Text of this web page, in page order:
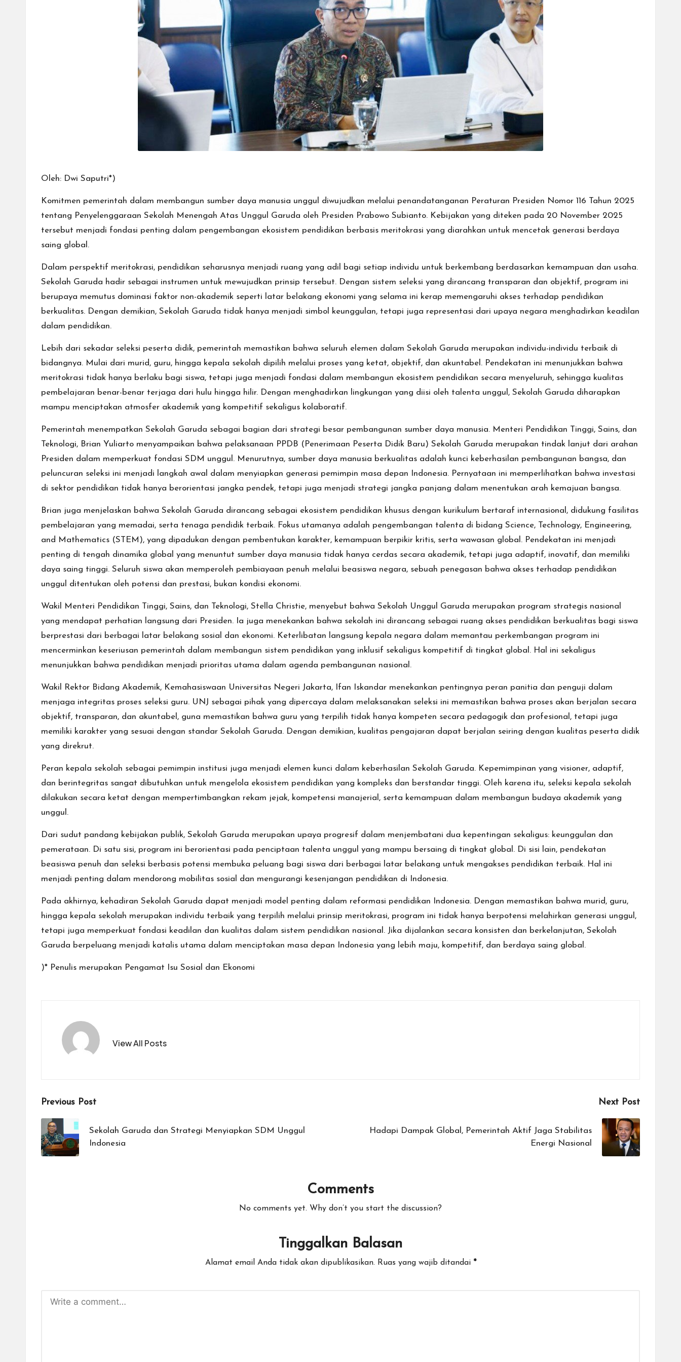
Oleh: Dwi Saputri*)
Komitmen pemerintah dalam membangun sumber daya manusia unggul diwujudkan melalui penandatanganan Peraturan Presiden Nomor 116 Tahun 2025
tentang Penyelenggaraan Sekolah Menengah Atas Unggul Garuda oleh Presiden Prabowo Subianto. Kebijakan yang diteken pada 20 November 2025
tersebut menjadi fondasi penting dalam pengembangan ekosistem pendidikan berbasis meritokrasi yang diarahkan untuk mencetak generasi berdaya
saing global.
Dalam perspektif meritokrasi, pendidikan seharusnya menjadi ruang yang adil bagi setiap individu untuk berkembang berdasarkan kemampuan dan usaha.
Sekolah Garuda hadir sebagai instrumen untuk mewujudkan prinsip tersebut. Dengan sistem seleksi yang dirancang transparan dan objektif, program ini
berupaya memutus dominasi faktor non-akademik seperti latar belakang ekonomi yang selama ini kerap memengaruhi akses terhadap pendidikan
berkualitas. Dengan demikian, Sekolah Garuda tidak hanya menjadi simbol keunggulan, tetapi juga representasi dari upaya negara menghadirkan keadilan
dalam pendidikan.
Lebih dari sekadar seleksi peserta didik, pemerintah memastikan bahwa seluruh elemen dalam Sekolah Garuda merupakan individu-individu terbaik di
bidangnya. Mulai dari murid, guru, hingga kepala sekolah dipilih melalui proses yang ketat, objektif, dan akuntabel. Pendekatan ini menunjukkan bahwa
meritokrasi tidak hanya berlaku bagi siswa, tetapi juga menjadi fondasi dalam membangun ekosistem pendidikan secara menyeluruh, sehingga kualitas
pembelajaran benar-benar terjaga dari hulu hingga hilir. Dengan menghadirkan lingkungan yang diisi oleh talenta unggul, Sekolah Garuda diharapkan
mampu menciptakan atmosfer akademik yang kompetitif sekaligus kolaboratif.
Pemerintah menempatkan Sekolah Garuda sebagai bagian dari strategi besar pembangunan sumber daya manusia. Menteri Pendidikan Tinggi, Sains, dan
Teknologi, Brian Yuliarto menyampaikan bahwa pelaksanaan PPDB (Penerimaan Peserta Didik Baru) Sekolah Garuda merupakan tindak lanjut dari arahan
Presiden dalam memperkuat fondasi SDM unggul. Menurutnya, sumber daya manusia berkualitas adalah kunci keberhasilan pembangunan bangsa, dan
peluncuran seleksi ini menjadi langkah awal dalam menyiapkan generasi pemimpin masa depan Indonesia. Pernyataan ini memperlihatkan bahwa investasi
di sektor pendidikan tidak hanya berorientasi jangka pendek, tetapi juga menjadi strategi jangka panjang dalam menentukan arah kemajuan bangsa.
Brian juga menjelaskan bahwa Sekolah Garuda dirancang sebagai ekosistem pendidikan khusus dengan kurikulum bertaraf internasional, didukung fasilitas
pembelajaran yang memadai, serta tenaga pendidik terbaik. Fokus utamanya adalah pengembangan talenta di bidang Science, Technology, Engineering,
and Mathematics (STEM), yang dipadukan dengan pembentukan karakter, kemampuan berpikir kritis, serta wawasan global. Pendekatan ini menjadi
penting di tengah dinamika global yang menuntut sumber daya manusia tidak hanya cerdas secara akademik, tetapi juga adaptif, inovatif, dan memiliki
daya saing tinggi. Seluruh siswa akan memperoleh pembiayaan penuh melalui beasiswa negara, sebuah penegasan bahwa akses terhadap pendidikan
unggul ditentukan oleh potensi dan prestasi, bukan kondisi ekonomi.
Wakil Menteri Pendidikan Tinggi, Sains, dan Teknologi, Stella Christie, menyebut bahwa Sekolah Unggul Garuda merupakan program strategis nasional
yang mendapat perhatian langsung dari Presiden. Ia juga menekankan bahwa sekolah ini dirancang sebagai ruang akses pendidikan berkualitas bagi siswa
berprestasi dari berbagai latar belakang sosial dan ekonomi. Keterlibatan langsung kepala negara dalam memantau perkembangan program ini
mencerminkan keseriusan pemerintah dalam membangun sistem pendidikan yang inklusif sekaligus kompetitif di tingkat global. Hal ini sekaligus
menunjukkan bahwa pendidikan menjadi prioritas utama dalam agenda pembangunan nasional.
Wakil Rektor Bidang Akademik, Kemahasiswaan Universitas Negeri Jakarta, Ifan Iskandar menekankan pentingnya peran panitia dan penguji dalam
menjaga integritas proses seleksi guru. UNJ sebagai pihak yang dipercaya dalam melaksanakan seleksi ini memastikan bahwa proses akan berjalan secara
objektif, transparan, dan akuntabel, guna memastikan bahwa guru yang terpilih tidak hanya kompeten secara pedagogik dan profesional, tetapi juga
memiliki karakter yang sesuai dengan standar Sekolah Garuda. Dengan demikian, kualitas pengajaran dapat berjalan seiring dengan kualitas peserta didik
yang direkrut.
Peran kepala sekolah sebagai pemimpin institusi juga menjadi elemen kunci dalam keberhasilan Sekolah Garuda. Kepemimpinan yang visioner, adaptif,
dan berintegritas sangat dibutuhkan untuk mengelola ekosistem pendidikan yang kompleks dan berstandar tinggi. Oleh karena itu, seleksi kepala sekolah
dilakukan secara ketat dengan mempertimbangkan rekam jejak, kompetensi manajerial, serta kemampuan dalam membangun budaya akademik yang
unggul.
Dari sudut pandang kebijakan publik, Sekolah Garuda merupakan upaya progresif dalam menjembatani dua kepentingan sekaligus: keunggulan dan
pemerataan. Di satu sisi, program ini berorientasi pada penciptaan talenta unggul yang mampu bersaing di tingkat global. Di sisi lain, pendekatan
beasiswa penuh dan seleksi berbasis potensi membuka peluang bagi siswa dari berbagai latar belakang untuk mengakses pendidikan terbaik. Hal ini
menjadi penting dalam mendorong mobilitas sosial dan mengurangi kesenjangan pendidikan di Indonesia.
Pada akhirnya, kehadiran Sekolah Garuda dapat menjadi model penting dalam reformasi pendidikan Indonesia. Dengan memastikan bahwa murid, guru,
hingga kepala sekolah merupakan individu terbaik yang terpilih melalui prinsip meritokrasi, program ini tidak hanya berpotensi melahirkan generasi unggul,
tetapi juga memperkuat fondasi keadilan dan kualitas dalam sistem pendidikan nasional. Jika dijalankan secara konsisten dan berkelanjutan, Sekolah
Garuda berpeluang menjadi katalis utama dalam menciptakan masa depan Indonesia yang lebih maju, kompetitif, dan berdaya saing global.
)* Penulis merupakan Pengamat Isu Sosial dan Ekonomi
View All Posts
Post
navigation
Previous Post
Sekolah Garuda dan Strategi Menyiapkan SDM Unggul
Indonesia
Next Post
Hadapi Dampak Global, Pemerintah Aktif Jaga Stabilitas
Energi Nasional
Comments
No comments yet. Why don’t you start the discussion?
Tinggalkan Balasan
Alamat email Anda tidak akan dipublikasikan. Ruas yang wajib ditandai *